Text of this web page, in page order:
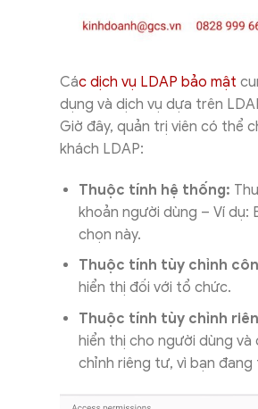
Các dịch vụ LDAP bảo mật
dụng và dịch vụ dựa trên
Giờ đây, quản trị viên có thể
khách LDAP:
Thuộc tính hệ thống:
khoản người dùng – Ví dụ:
chọn này.
Thuộc tính tùy chỉnh
hiển thị đối với tổ chức.
Thuộc tính tùy chỉnh
hiển thị cho người dùng
chỉnh riêng tư, vì bạn